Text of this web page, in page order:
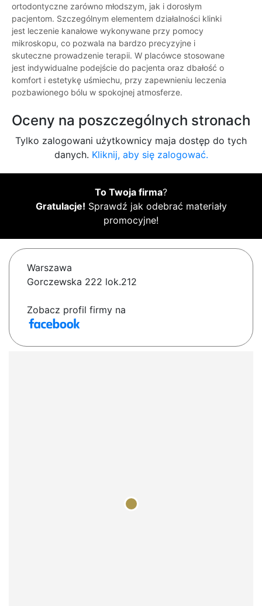
ortodontyczne zarówno młodszym, jak i dorosłym
pacjentom. Szczególnym elementem działalności klinki
jest leczenie kanałowe wykonywane przy pomocy
mikroskopu, co pozwala na bardzo precyzyjne i
skuteczne prowadzenie terapii. W placówce stosowane
jest indywidualne podejście do pacjenta oraz dbałość o
komfort i estetykę uśmiechu, przy zapewnieniu leczenia
pozbawionego bólu w spokojnej atmosferze.
Oceny na poszczególnych stronach
Tylko zalogowani użytkownicy maja dostęp do tych
danych. Kliknij, aby się zalogować.
To Twoja firma?
Gratulacje! Sprawdź jak odebrać materiały
promocyjne!
Warszawa
Gorczewska 222 lok.212
Zobacz profil firmy na